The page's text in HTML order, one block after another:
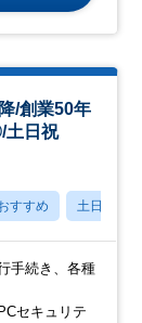
/創業50年
土日祝
すすめ 土日祝休み
手続き、各種
セキュリテ